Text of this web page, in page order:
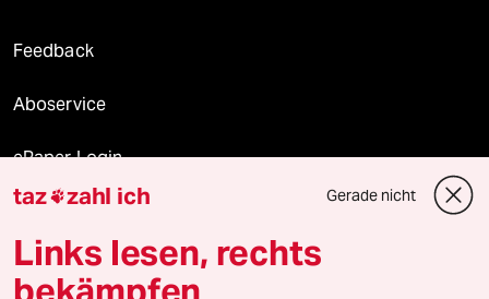
Feedback
Aboservice
ePaper Login
Downloads für Abonnierende
taz zahl ich Gerade nicht
Links lesen, rechts